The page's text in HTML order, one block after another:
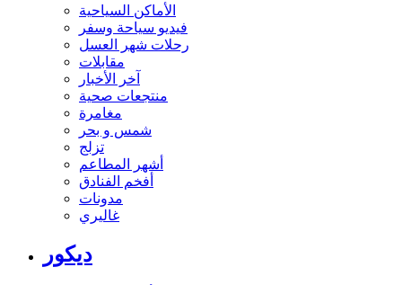
الأماكن السياحية
فيديو سياحة وسفر
رحلات شهر العسل
مقابلات
آخر الأخبار
منتجعات صحية
مغامرة
شمس و بحر
تزلج
أشهر المطاعم
أفخم الفنادق
مدونات
غاليري
ديكور